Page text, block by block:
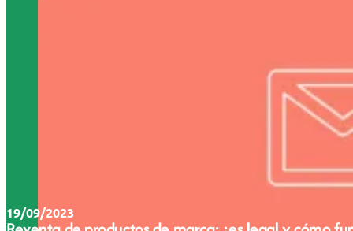
19/09/2023